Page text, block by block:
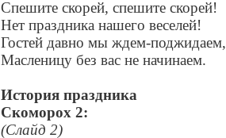
Спешите скорей, спешите скорей!
Нет праздника нашего веселей!
Гостей давно мы ждем-поджидаем,
Масленицу без вас не начинаем.
История праздника
Скоморох 2:
(Слайд 2)